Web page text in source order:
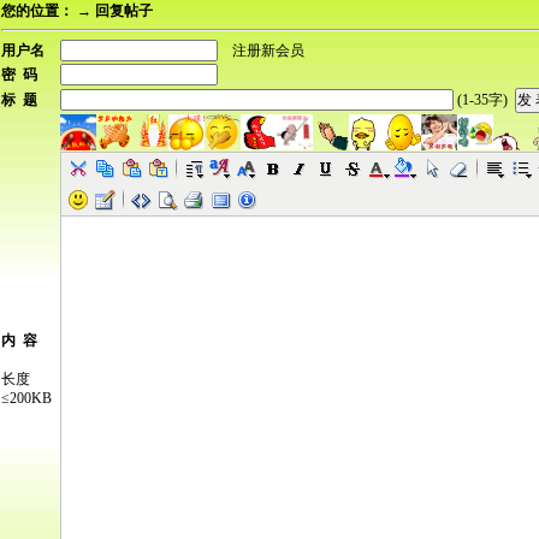
您的位置： → 回复帖子
用户名
注册新会员
密 码
标 题
(1-35字)
内 容
长度
≤200KB